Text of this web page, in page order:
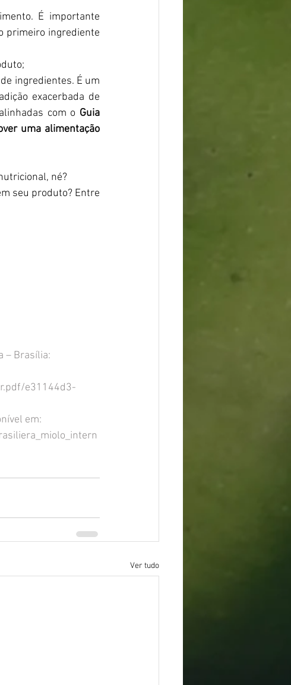
É importante
primeiro ingrediente
ingredientes. É um
exacerbada de
com o Guia
uma alimentação
né?
seu produto? Entre
– Brasília:
e31144d3-
em:
Ver tudo